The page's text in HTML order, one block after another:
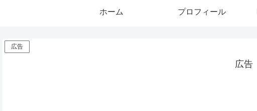
ホーム プロフィール
広告
広告